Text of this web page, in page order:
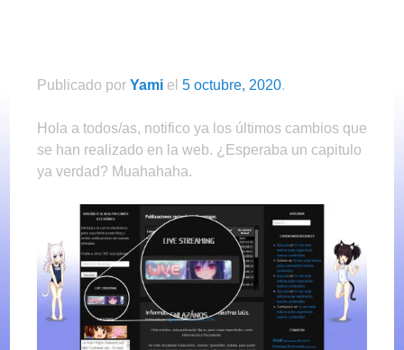
Publicado porYami el5 octubre, 2020.
Hola a todos/as, notifico ya los últimos cambios que
se han realizado en la web. ¿Esperaba un capitulo
ya verdad? Muahahaha.